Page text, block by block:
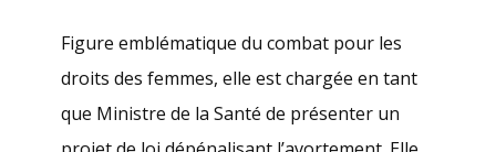
Figure emblématique du combat pour les
droits des femmes, elle est chargée en tant
que Ministre de la Santé de présenter un